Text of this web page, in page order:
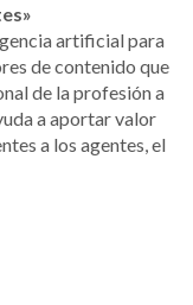
artificial para
de contenido que
de la profesión a
a aportar valor
a los agentes, el